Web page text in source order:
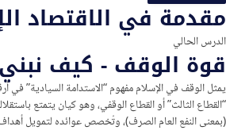
مقدمة في الاقتصاد
الدرس الحالي
قوة الوقف - كيف نبني
يمثل الوقف في الإسلام مفهوم “الاستدامة السيادية”
“القطاع الثالث” أو القطاع الوقفي، وهو كيان يتمتع
(بمعنى النفع العام الصرف)، وتُخصص عوائده لتمويل